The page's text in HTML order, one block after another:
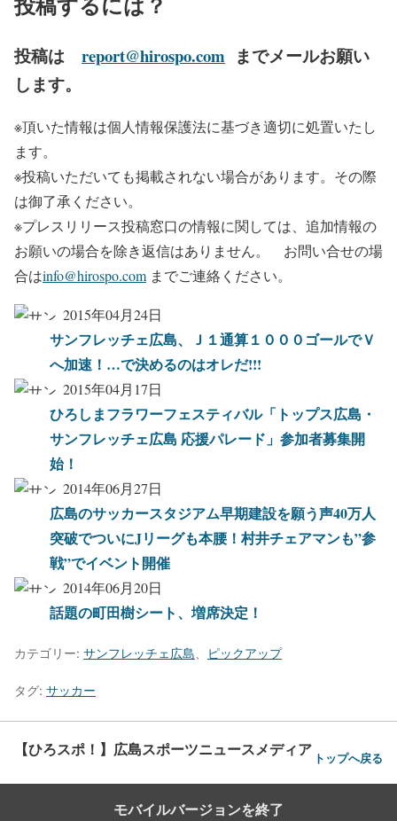
投稿は report@hirospo.com までメールお願い
します。
※頂いた情報は個人情報保護法に基づき適切に処置いたし
ます。
※投稿いただいても掲載されない場合があります。その際
は御了承ください。
※プレスリリース投稿窓口の情報に関しては、追加情報の
お願いの場合を除き返信はありません。 お問い合せの場
合はinfo@hirospo.comまでご連絡ください。
2015年04月24日
サンフレッチェ広島、Ｊ１通算１０００ゴールでＶ
へ加速！…で決めるのはオレだ!!!
2015年04月17日
ひろしまフラワーフェスティバル「トップス広島・
サンフレッチェ広島 応援パレード」参加者募集開
始！
2014年06月27日
広島のサッカースタジアム早期建設を願う声40万人
突破でついにJリーグも本腰！村井チェアマンも”参
戦”でイベント開催
2014年06月20日
話題の町田樹シート、増席決定！
カテゴリー: サンフレッチェ広島、 ピックアップ
タグ: サッカー
【ひろスポ！】広島スポーツニュースメディア トップへ戻る
モバイルバージョンを終了